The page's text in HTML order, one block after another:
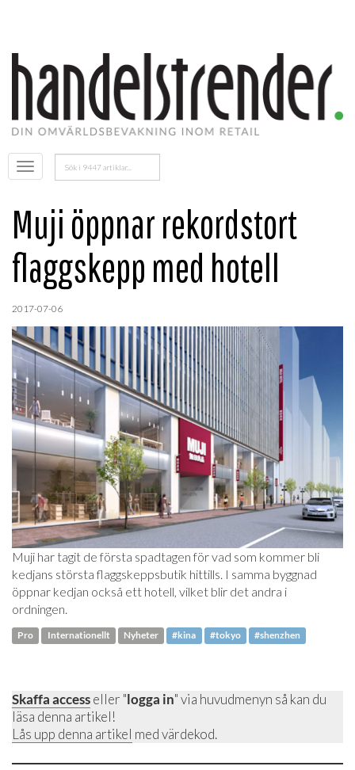
Öppna
menyn
Sök
efter:
Muji öppnar rekordstort
flaggskepp med hotell
2017-07-06
Muji har tagit de första spadtagen för vad som kommer bli
kedjans största flaggskeppsbutik hittills. I samma byggnad
öppnar kedjan också ett hotell, vilket blir det andra i
ordningen.
Pro Internationellt Nyheter #kina #tokyo #shenzhen
Skaffa accesseller "logga in" via huvudmenyn så kan du
läsa denna artikel!
Lås upp denna artikel med värdekod.